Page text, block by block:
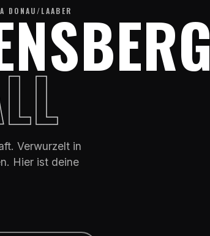
DONAU/LAABER
Verwurzelt in
Hier ist deine